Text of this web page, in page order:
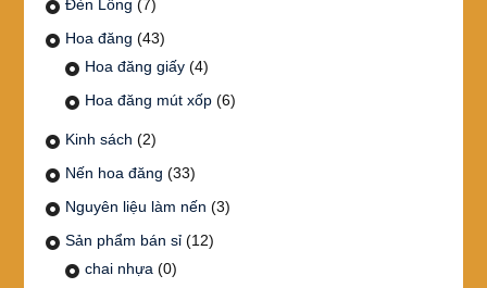
Đèn Lồng (7)
Hoa đăng (43)
Hoa đăng giấy (4)
Hoa đăng mút xốp (6)
Kinh sách (2)
Nến hoa đăng (33)
Nguyên liệu làm nến (3)
Sản phẩm bán sỉ (12)
chai nhựa (0)